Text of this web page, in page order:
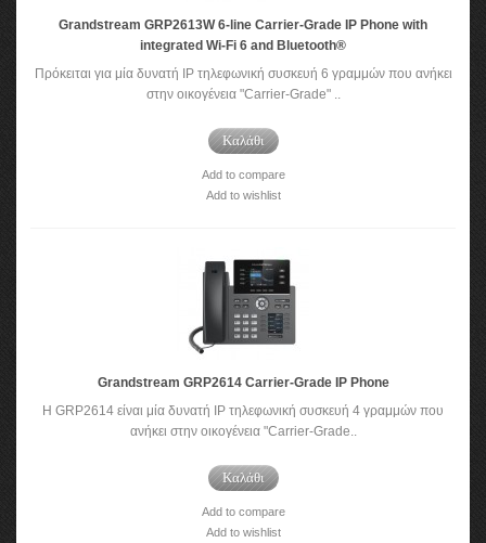
Grandstream GRP2613W 6-line Carrier-Grade IP Phone with
integrated Wi-Fi 6 and Bluetooth®
Πρόκειται για μία δυνατή IP τηλεφωνική συσκευή 6 γραμμών που ανήκει
στην οικογένεια "Carrier-Grade" ..
Καλάθι
Add to compare
Add to wishlist
Grandstream GRP2614 Carrier-Grade IP Phone
Η GRP2614 είναι μία δυνατή IP τηλεφωνική συσκευή 4 γραμμών που
ανήκει στην οικογένεια "Carrier-Grade..
Καλάθι
Add to compare
Add to wishlist